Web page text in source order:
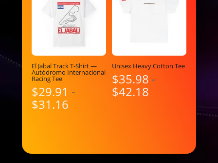
El Jabal Track T-Shirt —
Autódromo Internacional
Racing Tee
$29.91 -
$31.16Rango
$29.91
Unisex Heavy Cotton Tee
$35.98 -
$42.18
hasta